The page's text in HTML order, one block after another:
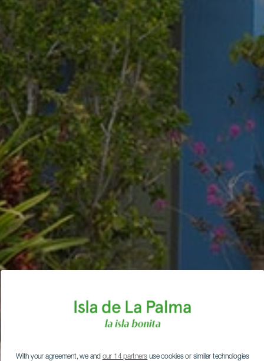
With your agreement, we and our 14 partners use cookies or similar technologies